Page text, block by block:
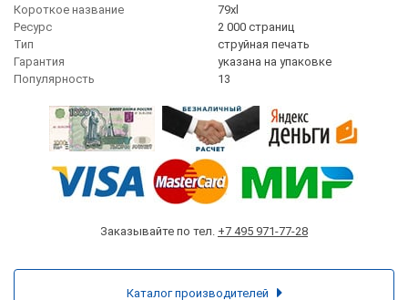
Короткое название
79xl
Ресурс
2 000 страниц
Тип
струйная печать
Гарантия
указана на упаковке
Популярность
13
Заказывайте по тел. +7 495 971-77-28